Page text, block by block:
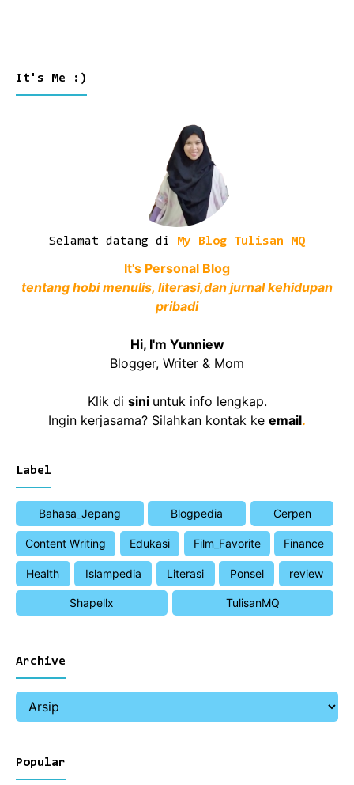
It's Me :)
Selamat datang di My Blog Tulisan MQ
It's Personal Blog
tentang hobi menulis, literasi,dan jurnal kehidupan
pribadi
Hi, I'm Yunniew
Blogger, Writer & Mom
Klik di sini untuk info lengkap.
Ingin kerjasama? Silahkan kontak ke email.
Label
Bahasa_Jepang Blogpedia Cerpen
Content Writing Edukasi Film_Favorite Finance
Health Islampedia Literasi Ponsel review
Shapellx TulisanMQ
Archive
Popular